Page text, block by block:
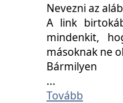
Nevezni az
A link
mindenkit,
másoknak ne
Bármilyen
...
Tovább